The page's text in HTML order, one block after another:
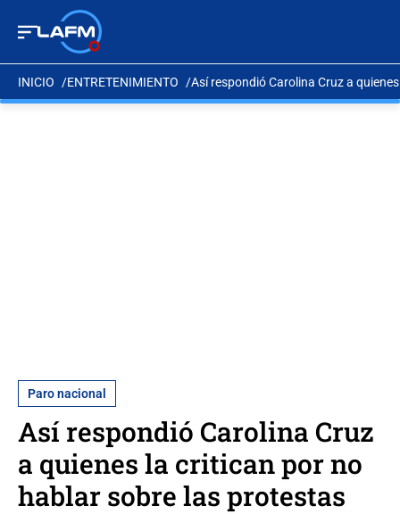
INICIO ENTRETENIMIENTO Así respondió Carolina Cruz a
Paro nacional
Así respondió Carolina Cruz
a quienes la critican por no
hablar sobre las protestas